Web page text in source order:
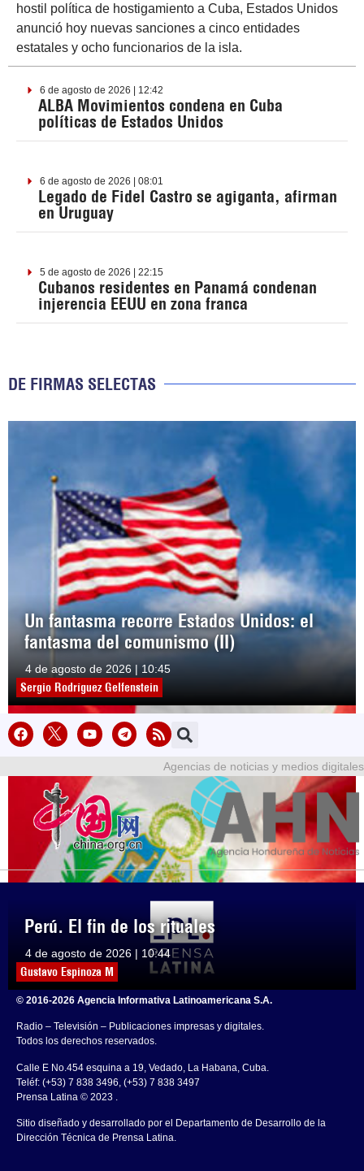
hostil política de hostigamiento a Cuba, Estados Unidos
anunció hoy nuevas sanciones a cinco entidades
estatales y ocho funcionarios de la isla.
6 de agosto de 2026 | 12:42
ALBA Movimientos condena en Cuba
políticas de Estados Unidos
6 de agosto de 2026 | 08:01
Legado de Fidel Castro se agiganta, afirman
en Uruguay
5 de agosto de 2026 | 22:15
Cubanos residentes en Panamá condenan
injerencia EEUU en zona franca
DE FIRMAS SELECTAS
Un fantasma recorre Estados Unidos: el
fantasma del comunismo (II)
4 de agosto de 2026 | 10:45
Sergio Rodríguez Gelfenstein
Perú. El fin de los rituales
4 de agosto de 2026 | 10:44
Gustavo Espinoza M
Agencias de noticias y medios digitales
© 2016-2026 Agencia Informativa Latinoamericana S.A.
Radio – Televisión – Publicaciones impresas y digitales.
Todos los derechos reservados.
Calle E No.454 esquina a 19, Vedado, La Habana, Cuba.
Teléf: (+53) 7 838 3496, (+53) 7 838 3497
Prensa Latina © 2023 .
Sitio diseñado y desarrollado por el Departamento de Desarrollo de la
Dirección Técnica de Prensa Latina.